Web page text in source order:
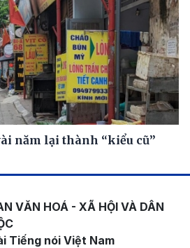
năm lại thành “kiểu cũ”
VĂN HOÁ - XÃ HỘI VÀ DÂN
Tiếng nói Việt Nam